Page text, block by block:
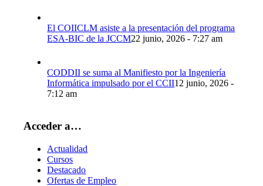
El COIICLM asiste a la presentación del programa
ESA-BIC de la JCCM22 junio, 2026 - 7:27 am
CODDII se suma al Manifiesto por la Ingeniería
Informática impulsado por el CCII12 junio, 2026 -
7:12 am
Acceder a…
Actualidad
Cursos
Destacado
Ofertas de Empleo